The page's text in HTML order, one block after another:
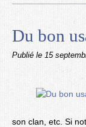
Du bon
Publié le 15
son clan, etc. Si